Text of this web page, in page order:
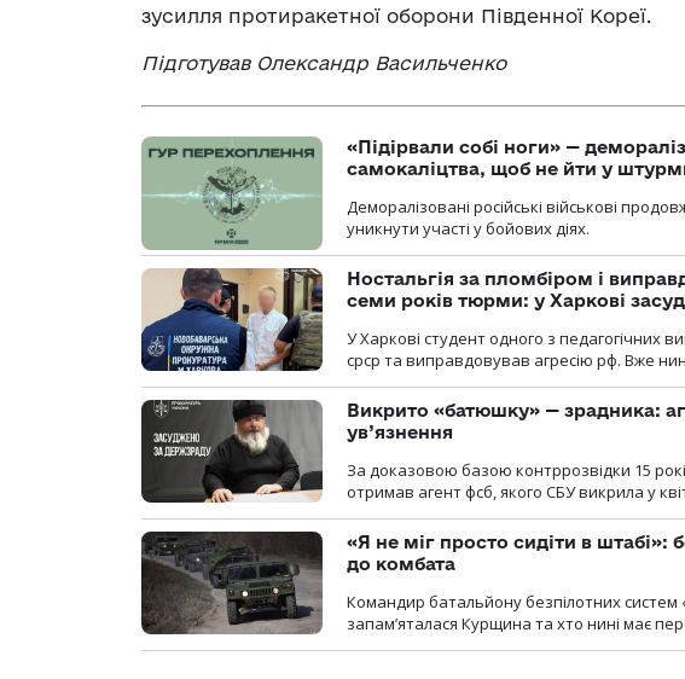
зусилля протиракетної оборони Південної Кореї.
Підготував Олександр Васильченко
«Підірвали собі ноги» —
самокаліцтва, щоб не йти у
Деморалізовані російські військові
уникнути участі у бойових діях.
Ностальгія за пломбіром і
семи років тюрми: у Харкові
У Харкові студент одного з педагогічних
срср та виправдовував агресію рф. Вже
Викрито «батюшку» — зрадника:
ув’язнення
За доказовою базою контррозвідки 15
отримав агент фсб, якого СБУ викрила у
«Я не міг просто сидіти в
до комбата
Командир батальйону безпілотних систем
запам’яталася Курщина та хто нині має